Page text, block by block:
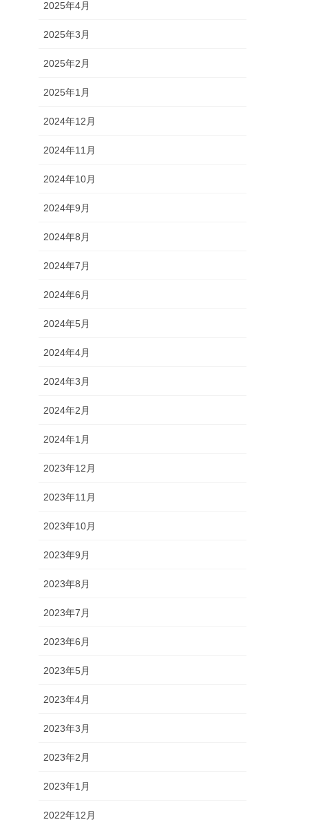
2025年4月
2025年3月
2025年2月
2025年1月
2024年12月
2024年11月
2024年10月
2024年9月
2024年8月
2024年7月
2024年6月
2024年5月
2024年4月
2024年3月
2024年2月
2024年1月
2023年12月
2023年11月
2023年10月
2023年9月
2023年8月
2023年7月
2023年6月
2023年5月
2023年4月
2023年3月
2023年2月
2023年1月
2022年12月